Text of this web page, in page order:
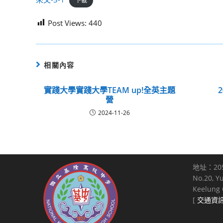
Post Views: 440
相關內容
實踐大學實踐大學TEAM up!全英主題
營
2024-11-26
地址：
No.20,
Keelung
[ 交通資